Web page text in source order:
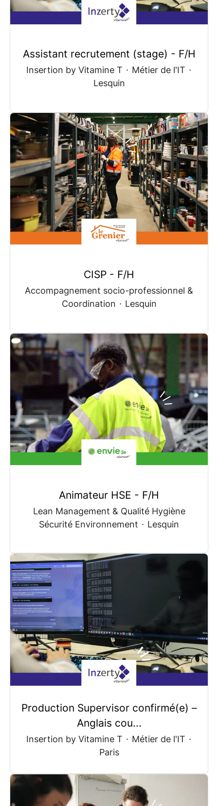
Assistant recrutement (stage) - F/H
Insertion by Vitamine T · Métier de l'IT ·
Lesquin
CISP - F/H
Accompagnement socio-professionnel &
Coordination · Lesquin
Animateur HSE - F/H
Lean Management & Qualité Hygiène
Sécurité Environnement · Lesquin
Production Supervisor confirmé(e) –
Anglais cou...
Insertion by Vitamine T · Métier de l'IT ·
Paris